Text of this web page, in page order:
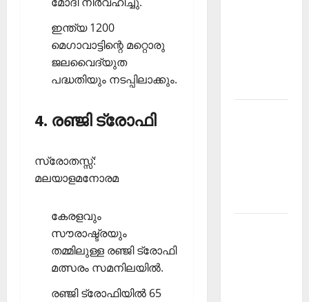
ഇന്ത്യ 1200
മെഗാവാട്ടിന്റെ മറ്റൊരു
ജലവൈദ്യുത
പദ്ധതിയും നടപ്പിലാക്കും.
4. രഞ്ജി ട്രോഫി
സ്രോതസ്സ്:
മലയാളമനോരമ
കേരളവും
സൗരാഷ്ട്രയും
തമ്മിലുള്ള രഞ്ജി ട്രോഫി
മത്സരം സമനിലയില്‍.
രഞ്ജി ട്രോഫിയില്‍ 65